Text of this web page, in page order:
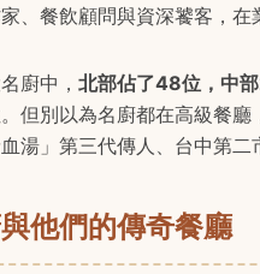
、餐飲顧問與資深饕客，在
廚中， 北部佔了48位，中
但別以為名廚都在高級餐
湯」第三代傳人、台中第二
他們的傳奇餐廳